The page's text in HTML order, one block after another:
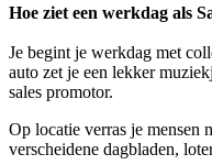
Hoe ziet een werkdag als
Je begint je werkdag met
auto zet je een lekker
sales promotor.
Op locatie verras je mensen
verscheidene dagbladen,